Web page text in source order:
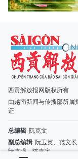
西贡解放报网版权所有
由越南新闻与传播部所属
证
总编辑: 阮克文
副总编辑: 阮玉英、范文
阮克强、陈嘉宝